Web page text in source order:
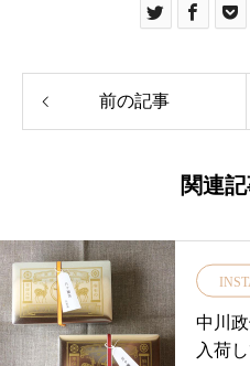
前の記事
関連
中川
入荷